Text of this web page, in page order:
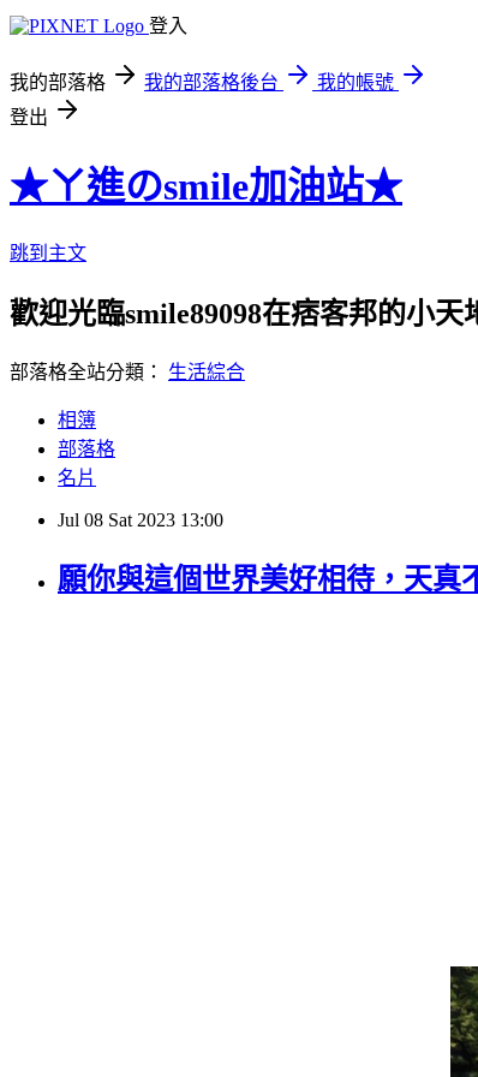
登入
我的部落格 我的部落格後台
我的帳號
登出
★ㄚ進のsmile加油站★
跳到主文
歡迎光臨smile89098在痞客邦的小天
部落格全站分類： 生活綜合
相簿
部落格
名片
Jul 08 Sat 2023 13:00
願你與這個世界美好相待，天